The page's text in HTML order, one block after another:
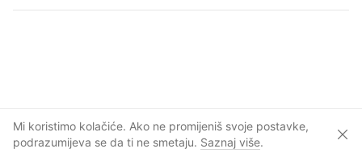
Otvori nalog
Pristanak na kolačiće
Mi koristimo kolačiće. Ako ne promijeniš svoje postavke,
podrazumijeva se da ti ne smetaju. Saznaj više.